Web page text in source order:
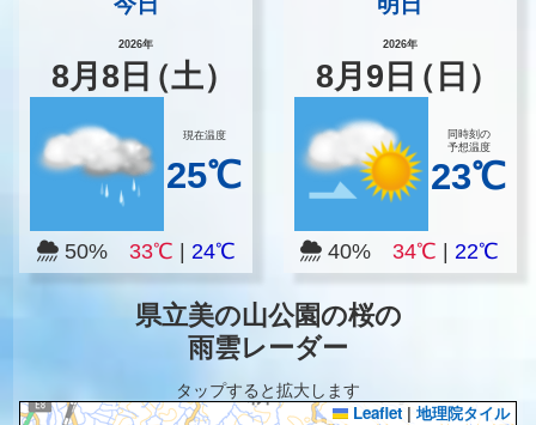
2026年
8月8 日（土）
現在温度
25℃
50% 33℃ 24℃
2026年
8月 9 日（日）
同時刻の
予想温度
23℃
40% 34℃ |22℃
県立美の山公園の桜の
雨雲レーダー
タップすると拡大します
Leaflet | 地理院タイル